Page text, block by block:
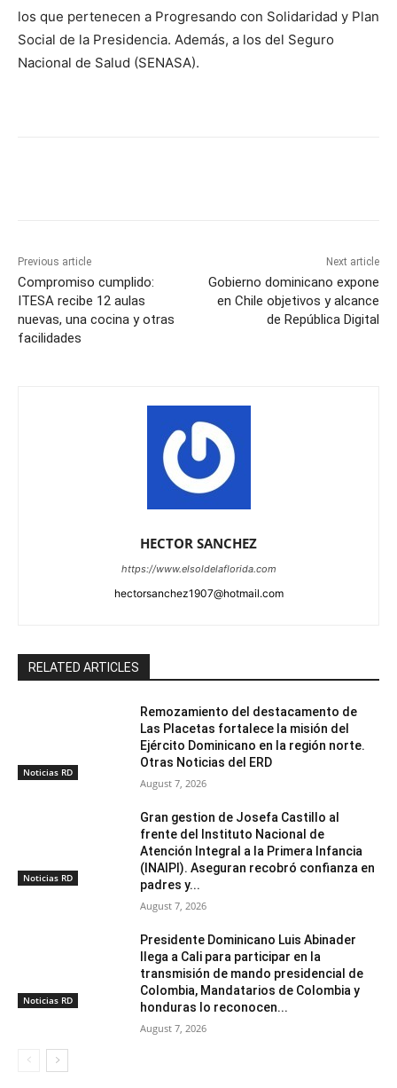
los que pertenecen a Progresando con Solidaridad y Plan
Social de la Presidencia. Además, a los del Seguro
Nacional de Salud (SENASA).
Previous article
Compromiso cumplido:
ITESA recibe 12 aulas
nuevas, una cocina y otras
facilidades
Next article
Gobierno dominicano expone
en Chile objetivos y alcance
de República Digital
HECTOR SANCHEZ
https://www.elsoldelaflorida.com
hectorsanchez1907@hotmail.com
RELATED ARTICLES
Noticias RD
Remozamiento del destacamento de
Las Placetas fortalece la misión del
Ejército Dominicano en la región norte.
Otras Noticias del ERD
August 7, 2026
Noticias RD
Gran gestion de Josefa Castillo al
frente del Instituto Nacional de
Atención Integral a la Primera Infancia
(INAIPI). Aseguran recobró confianza en
padres y...
August 7, 2026
Noticias RD
Presidente Dominicano Luis Abinader
llega a Cali para participar en la
transmisión de mando presidencial de
Colombia, Mandatarios de Colombia y
honduras lo reconocen...
August 7, 2026